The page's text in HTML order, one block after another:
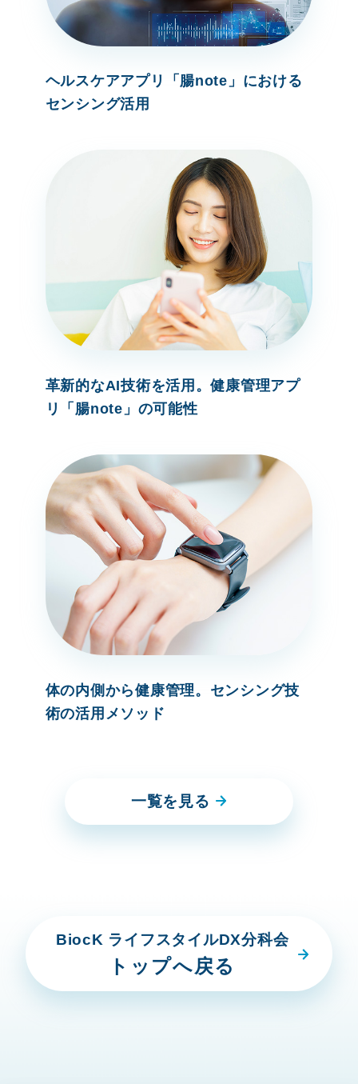
ヘルスケアアプリ「腸note」における
センシング活用
革新的なAI技術を活用。健康管理アプ
リ「腸note」の可能性
体の内側から健康管理。センシング技
術の活用メソッド
一覧を見る
BiocK ライフスタイルDX分科会
トップへ戻る